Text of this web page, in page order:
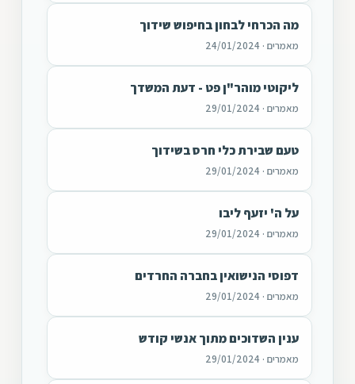
מה הכרחי לבחון בחיפוש שידוך
מאמרים · 24/01/2024
ליקוטי מוהר"ן פט - דעת המשדך
מאמרים · 29/01/2024
טעם שבירת כלי חרס בשידוך
מאמרים · 29/01/2024
על ה' יזעף ליבו
מאמרים · 29/01/2024
דפוסי הנישואין בחברה החרדים
מאמרים · 29/01/2024
ענין השדוכים מתוך אנשי קודש
מאמרים · 29/01/2024